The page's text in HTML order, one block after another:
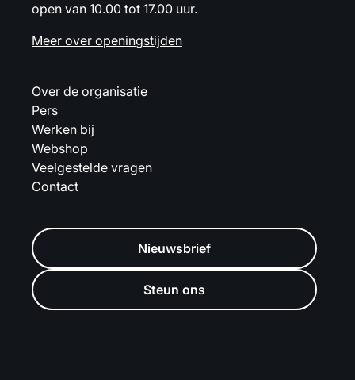
open van 10.00 tot 17.00 uur.
Meer over openingstijden
Over de organisatie
Pers
Werken bij
Webshop
Veelgestelde vragen
Contact
Nieuwsbrief
Steun ons